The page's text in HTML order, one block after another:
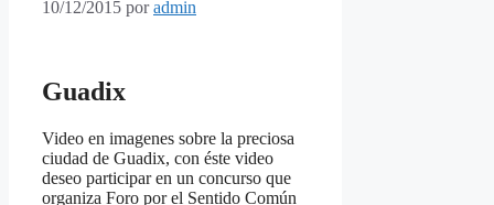
10/12/2015 poradmin
Guadix
Video en imagenes sobre la preciosa
ciudad de Guadix, con éste video
deseo participar en un concurso que
organiza Foro por el Sentido Común